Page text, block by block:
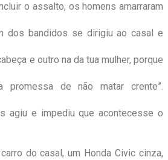
o assalto, os homens amarraram
dos bandidos se dirigiu ao casal e
e outro na da tua mulher, porque
de não matar crente”.
agiu e impediu que acontecesse o
do casal, um Honda Civic cinza,